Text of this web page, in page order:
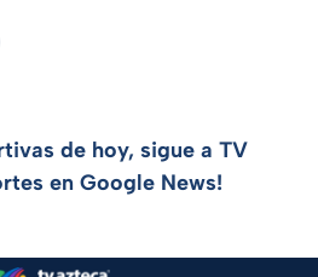
de hoy, sigue a TV
en Google News!